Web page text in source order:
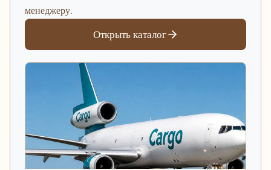
менеджеру.
Открыть каталог